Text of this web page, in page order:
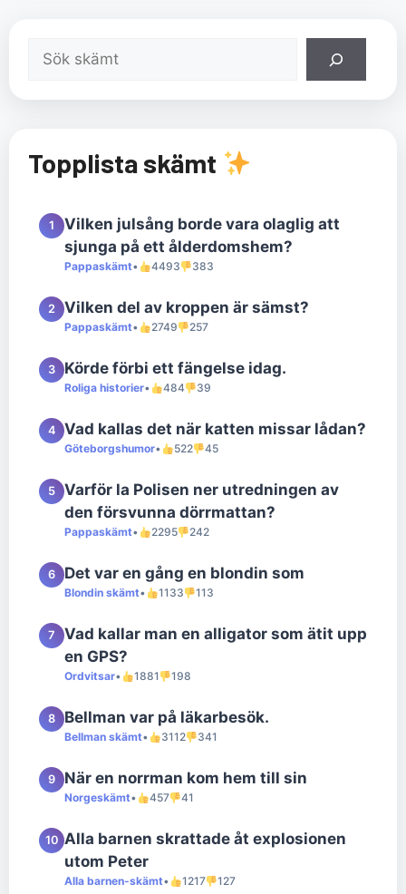
Sök
Topplista skämt
1
Vilken julsång borde vara olaglig att
sjunga på ett ålderdomshem?
Pappaskämt• 4493 383
2 Vilken del av kroppen är sämst?
Pappaskämt• 2749 257
3 Körde förbi ett fängelse idag.
Roliga historier• 484 39
4 Vad kallas det när katten missar lådan?
Göteborgshumor• 522 45
5
Varför la Polisen ner utredningen av
den försvunna dörrmattan?
Pappaskämt• 2295 242
6 Det var en gång en blondin som
Blondin skämt• 1133 113
7
Vad kallar man en alligator som ätit upp
en GPS?
Ordvitsar• 1881 198
8 Bellman var på läkarbesök.
Bellman skämt• 3112 341
9 När en norrman kom hem till sin
Norgeskämt• 457 41
10 Alla barnen skrattade åt explosionen
utom Peter
Alla barnen-skämt• 1217 127